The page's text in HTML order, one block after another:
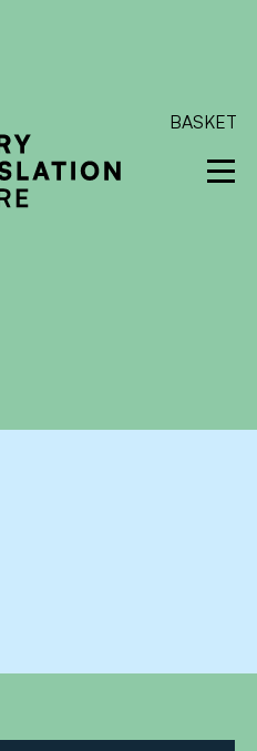
BASKET